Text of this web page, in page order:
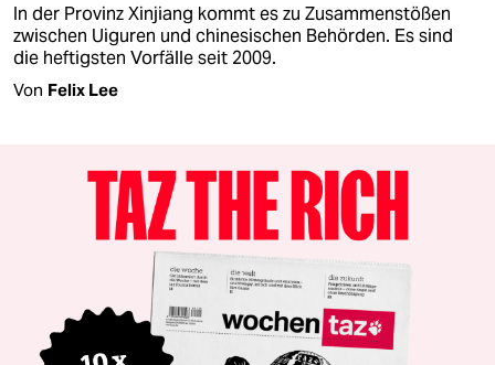
In der Provinz Xinjiang kommt es zu Zusammenstößen
zwischen Uiguren und chinesischen Behörden. Es sind
die heftigsten Vorfälle seit 2009.
Von Felix Lee